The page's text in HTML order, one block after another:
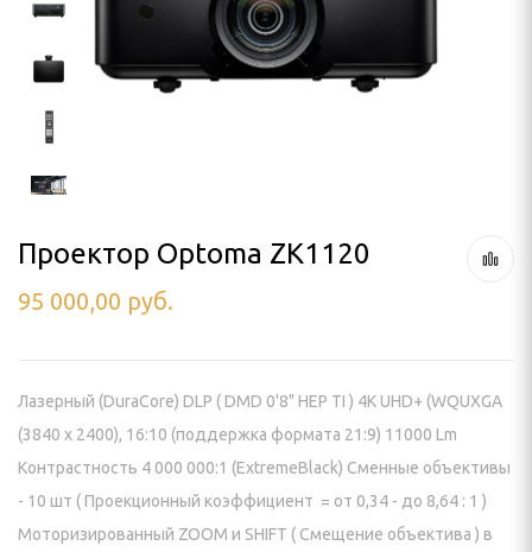
штативе (треноге)
КРЕПЛЕНИЯ
Проектор Optoma ZK1120
95 000,00 руб.
Лазерный (DuraCore) DLP ( DMD 0'8" HEP TI ) 4K UHD+ (WQUXGA
(3840 x 2400), 16:10 (поддержка формата 21:9) 11000 Lm
Контрастность 4 000 000:1 (ExtremeBlack) Сменные объективы
- 10 шт ( Проекционный коэффициент = от 0,34 - до 8,64 : 1 )
Моторизированный ZOOM и SHIFT ( Смещение объектива ) в